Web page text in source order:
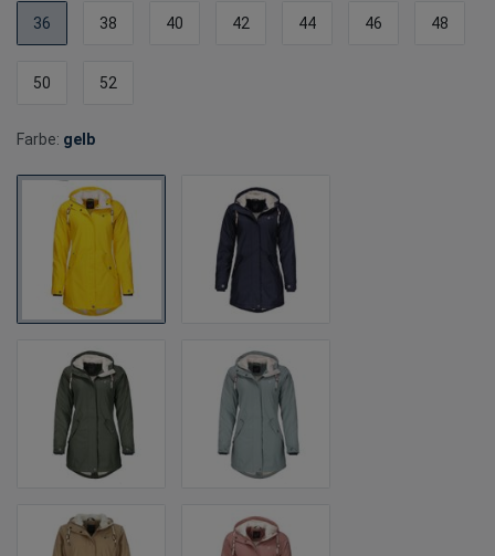
36 38 40 42 44 46 48
50 52
Farbe: gelb